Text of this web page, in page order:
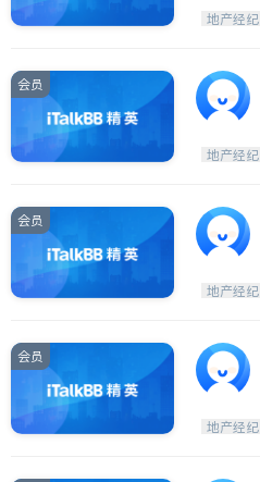
地产经纪
会员
地产经纪
会员
地产经纪
会员
地产经纪